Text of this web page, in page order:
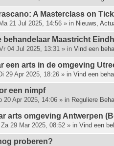
A Masterclass on
21 Jul 2025, 14:56 » in Nieuws,
behandelaar Maastricht
04 Jul 2025, 13:31 » in Vind een
een arts in de omgeving
29 Apr 2025, 18:26 » in Vind een
een nimpf
20 Apr 2025, 14:06 » in Reguliere
arts omgeving Antwerpen
29 Mar 2025, 08:52 » in Vind een
proberen?